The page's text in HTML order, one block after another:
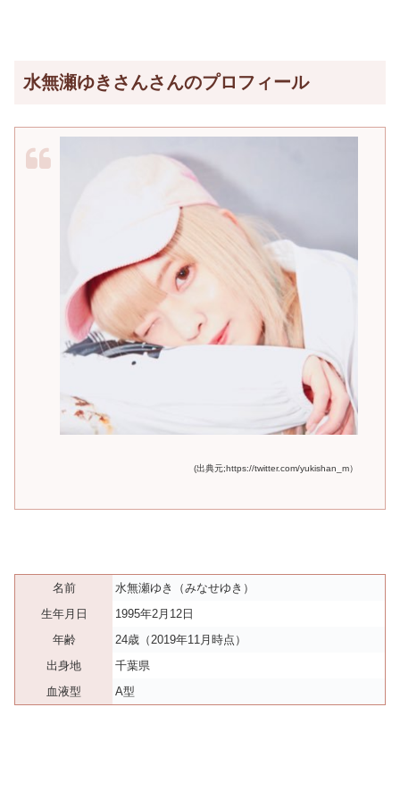
水無瀬ゆきさんさんのプロフィール
(出典元;https://twitter.com/yukishan_m）
名前
水無瀬ゆき（みなせゆき）
生年月日
1995年2月12日
年齢
24歳（2019年11月時点）
出身地
千葉県
血液型
A型